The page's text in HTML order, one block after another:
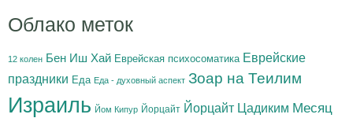
Облако меток
12 колен Бен Иш Хай Еврейская психосоматика Еврейские
праздники Еда Еда - духовный аспект Зоар на Теилим
Израиль Йом Кипур Йорцайт Йорцайт Цадиким Месяц